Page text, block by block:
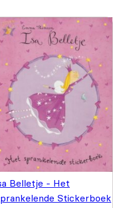
Belletje - Het
Stickerboek